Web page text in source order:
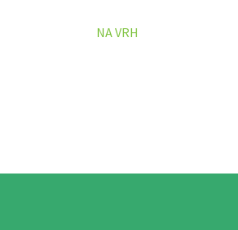
NA VRH